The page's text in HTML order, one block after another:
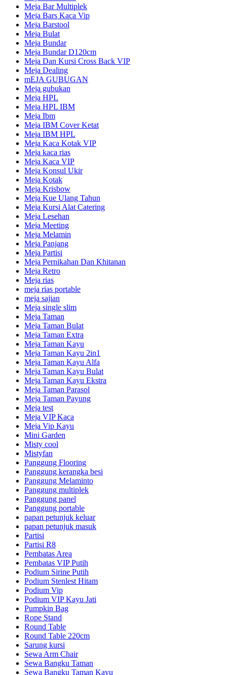
Meja Bar Multiplek
Meja Bars Kaca Vip
Meja Barstool
Meja Bulat
Meja Bundar
Meja Bundar D120cm
Meja Dan Kursi Cross Back VIP
Meja Dealing
mEJA GUBUGAN
Meja gubukan
Meja HPL
Meja HPL IBM
Meja Ibm
Meja IBM Cover Ketat
Meja IBM HPL
Meja Kaca Kotak VIP
Meja kaca rias
Meja Kaca VIP
Meja Konsul Ukir
Meja Kotak
Meja Krisbow
Meja Kue Ulang Tahun
Meja Kursi Alat Catering
Meja Lesehan
Meja Meeting
Meja Melamin
Meja Panjang
Meja Partisi
Meja Pernikahan Dan Khitanan
Meja Retro
Meja rias
meja rias portable
meja sajian
Meja single slim
Meja Taman
Meja Taman Bulat
Meja Taman Extra
Meja Taman Kayu
Meja Taman Kayu 2in1
Meja Taman Kayu Alfa
Meja Taman Kayu Bulat
Meja Taman Kayu Ekstra
Meja Taman Parasol
Meja Taman Payung
Meja test
Meja VIP Kaca
Meja Vip Kayu
Mini Garden
Misty cool
Mistyfan
Panggung Flooring
Panggung kerangka besi
Panggung Melaminto
Panggung multiplek
Panggung panel
Panggung portable
papan petunjuk keluar
papan petunjuk masuk
Partisi
Partisi R8
Pembatas Area
Pembatas VIP Putih
Podium Sirine Putih
Podium Stenlest Hitam
Podium Vip
Podium VIP Kayu Jati
Pumpkin Bag
Rope Stand
Round Table
Round Table 220cm
Sarung kursi
Sewa Arm Chair
Sewa Bangku Taman
Sewa Bangku Taman Kayu